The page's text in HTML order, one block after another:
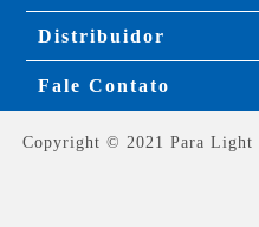
Distribuidor
Fale Contato
Copyright © 2021 Para Light